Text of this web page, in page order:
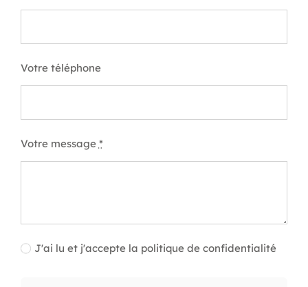
Votre téléphone
Votre message *
J'ai lu et j'accepte la politique de confidentialité